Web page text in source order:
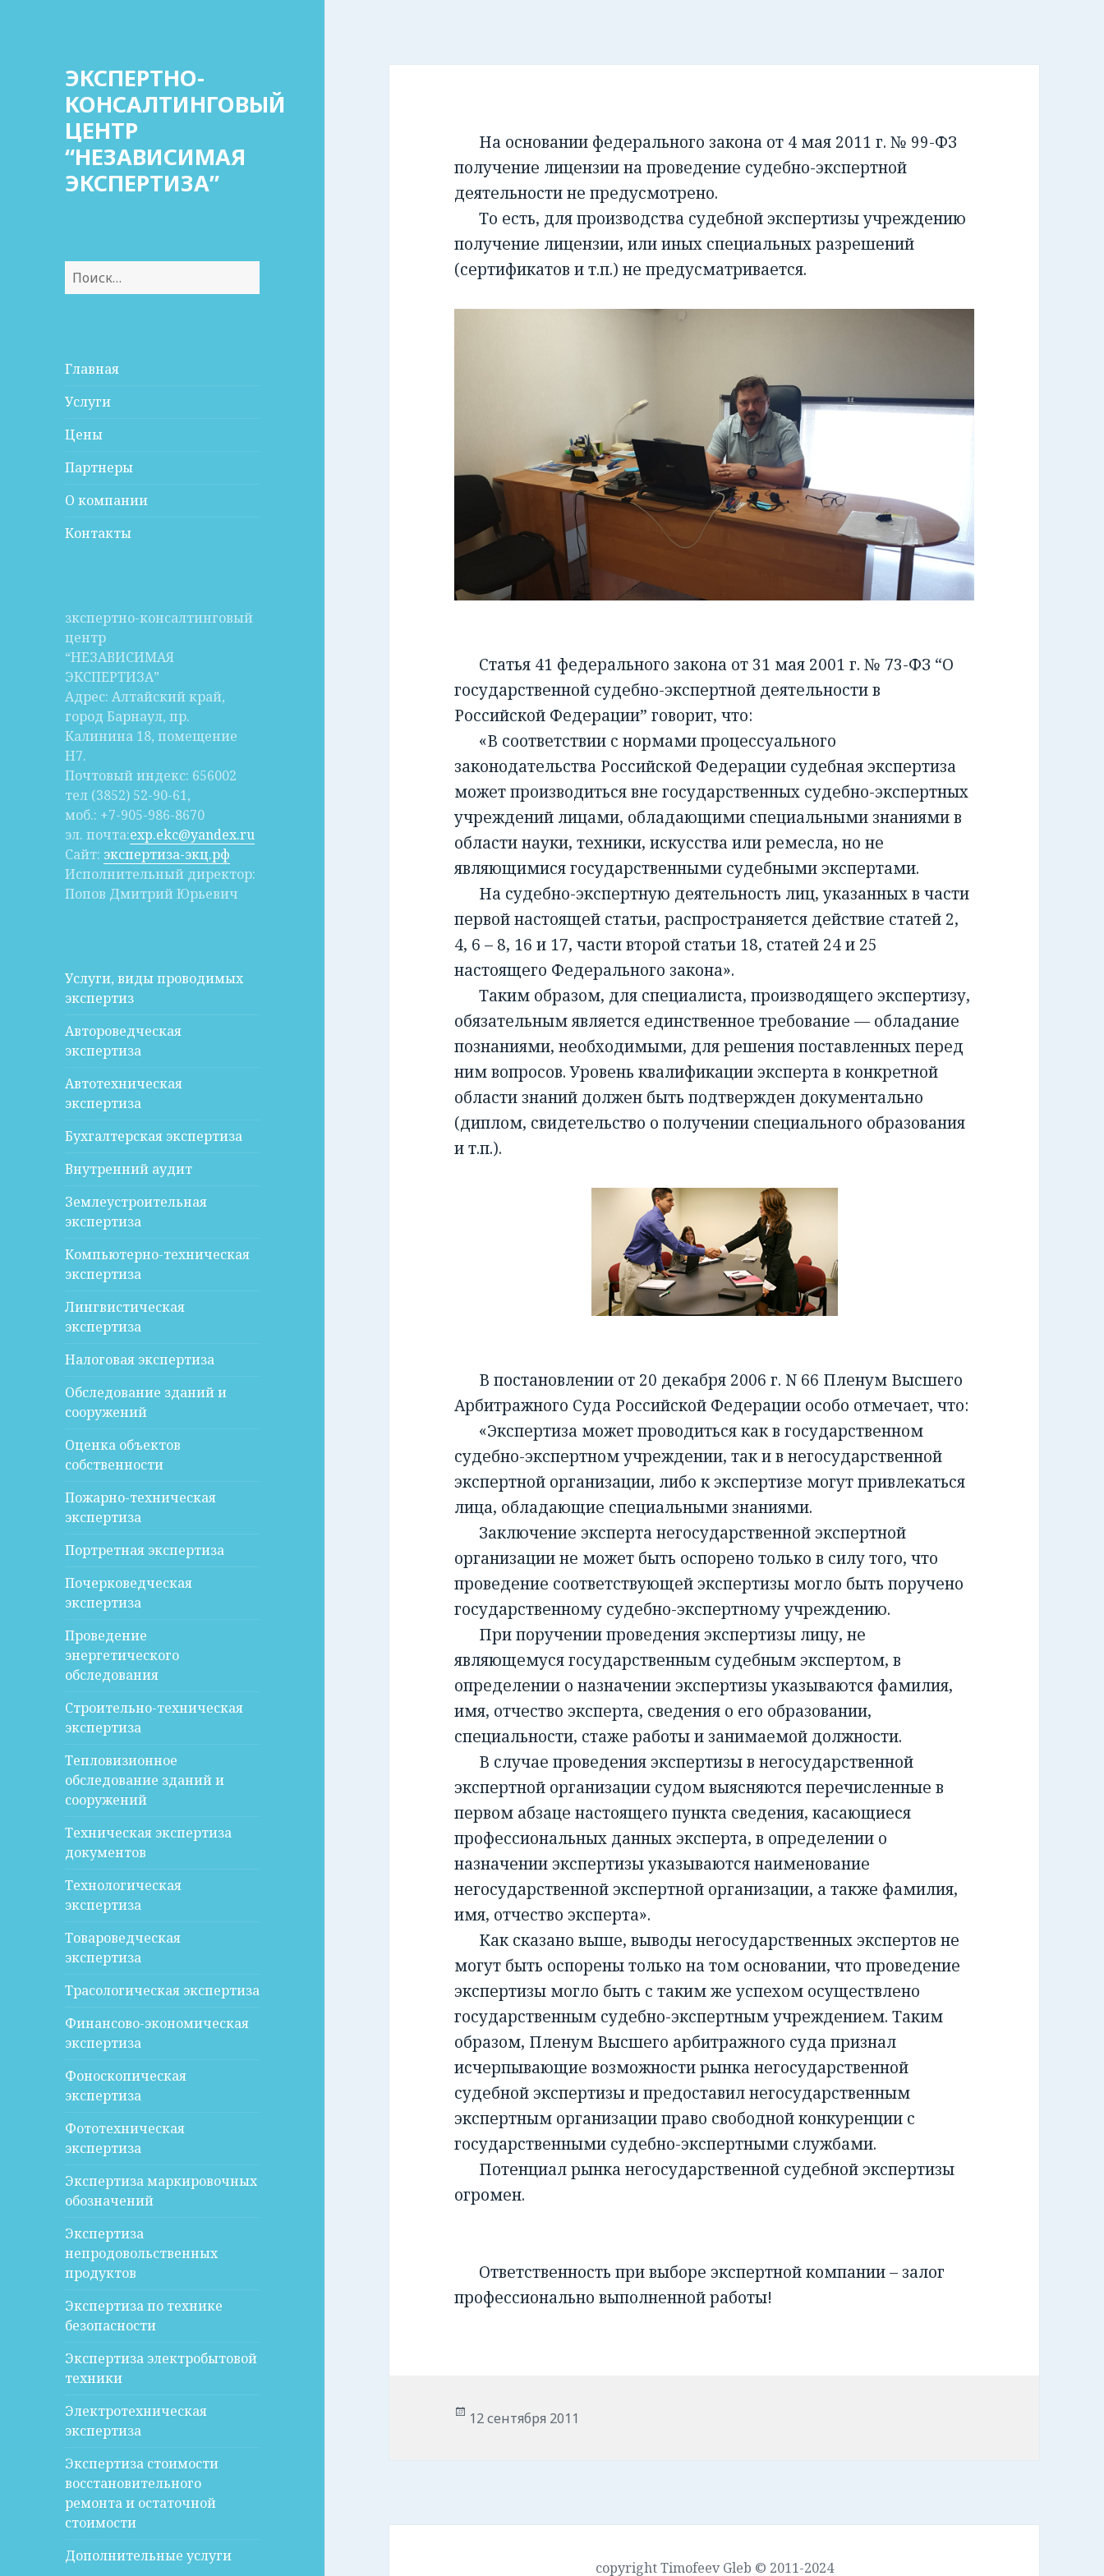
ЭКСПЕРТНО-
КОНСАЛТИНГОВЫЙ
ЦЕНТР
“НЕЗАВИСИМАЯ
ЭКСПЕРТИЗА”
Найти:
Главная
Услуги
Цены
Партнеры
О компании
Контакты
зкспертно-консалтинговый
центр
“НЕЗАВИСИМАЯ
ЭКСПЕРТИЗА”
Адрес: Алтайский край,
город Барнаул, пр.
Калинина 18, помещение
Н7.
Почтовый индекс: 656002
тел (3852) 52-90-61,
моб.: +7-905-986-8670
эл. почта:exp.ekc@yandex.ru
Сайт: экспертиза-экц.рф
Исполнительный директор:
Попов Дмитрий Юрьевич
Услуги, виды проводимых
экспертиз
Автороведческая
экспертиза
Автотехническая
экспертиза
Бухгалтерская экспертиза
Внутренний аудит
Землеустроительная
экспертиза
Компьютерно-техническая
экспертиза
Лингвистическая
экспертиза
Налоговая экспертиза
Обследование зданий и
сооружений
Оценка объектов
собственности
Пожарно-техническая
экспертиза
Портретная экспертиза
Почерковедческая
экспертиза
Проведение
энергетического
обследования
Строительно-техническая
экспертиза
Тепловизионное
обследование зданий и
сооружений
Техническая экспертиза
документов
Технологическая
экспертиза
Товароведческая
экспертиза
Трасологическая экспертиза
Финансово-экономическая
экспертиза
Фоноскопическая
экспертиза
Фототехническая
экспертиза
Экспертиза маркировочных
обозначений
Экспертиза
непродовольственных
продуктов
Экспертиза по технике
безопасности
Экспертиза электробытовой
техники
Электротехническая
экспертиза
Экспертиза стоимости
восстановительного
ремонта и остаточной
стоимости
Дополнительные услуги
На основании федерального закона от 4 мая 2011 г. № 99-ФЗ
получение лицензии на проведение судебно-экспертной
деятельности не предусмотрено.
То есть, для производства судебной экспертизы учреждению
получение лицензии, или иных специальных разрешений
(сертификатов и т.п.) не предусматривается.
Статья 41 федерального закона от 31 мая 2001 г. № 73-ФЗ “О
государственной судебно-экспертной деятельности в
Российской Федерации” говорит, что:
«В соответствии с нормами процессуального
законодательства Российской Федерации судебная экспертиза
может производиться вне государственных судебно-экспертных
учреждений лицами, обладающими специальными знаниями в
области науки, техники, искусства или ремесла, но не
являющимися государственными судебными экспертами.
На судебно-экспертную деятельность лиц, указанных в части
первой настоящей статьи, распространяется действие статей 2,
4, 6 – 8, 16 и 17, части второй статьи 18, статей 24 и 25
настоящего Федерального закона».
Таким образом, для специалиста, производящего экспертизу,
обязательным является единственное требование — обладание
познаниями, необходимыми, для решения поставленных перед
ним вопросов. Уровень квалификации эксперта в конкретной
области знаний должен быть подтвержден документально
(диплом, свидетельство о получении специального образования
и т.п.).
В постановлении от 20 декабря 2006 г. N 66 Пленум Высшего
Арбитражного Суда Российской Федерации особо отмечает, что:
«Экспертиза может проводиться как в государственном
судебно-экспертном учреждении, так и в негосударственной
экспертной организации, либо к экспертизе могут привлекаться
лица, обладающие специальными знаниями.
Заключение эксперта негосударственной экспертной
организации не может быть оспорено только в силу того, что
проведение соответствующей экспертизы могло быть поручено
государственному судебно-экспертному учреждению.
При поручении проведения экспертизы лицу, не
являющемуся государственным судебным экспертом, в
определении о назначении экспертизы указываются фамилия,
имя, отчество эксперта, сведения о его образовании,
специальности, стаже работы и занимаемой должности.
В случае проведения экспертизы в негосударственной
экспертной организации судом выясняются перечисленные в
первом абзаце настоящего пункта сведения, касающиеся
профессиональных данных эксперта, в определении о
назначении экспертизы указываются наименование
негосударственной экспертной организации, а также фамилия,
имя, отчество эксперта».
Как сказано выше, выводы негосударственных экспертов не
могут быть оспорены только на том основании, что проведение
экспертизы могло быть с таким же успехом осуществлено
государственным судебно-экспертным учреждением. Таким
образом, Пленум Высшего арбитражного суда признал
исчерпывающие возможности рынка негосударственной
судебной экспертизы и предоставил негосударственным
экспертным организации право свободной конкуренции с
государственными судебно-экспертными службами.
Потенциал рынка негосударственной судебной экспертизы
огромен.
Ответственность при выборе экспертной компании – залог
профессионально выполненной работы!
Опубликовано
12 сентября 2011
copyright Timofeev Gleb © 2011-2024